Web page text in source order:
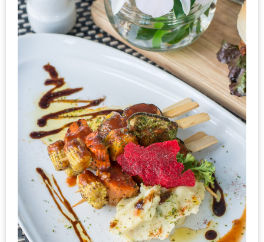
โด
นิม)
พิเศษ
ร้าน
อาหาร
ใน
เชียงใหม่
หนาว
นัก
ใช่
ไหม?